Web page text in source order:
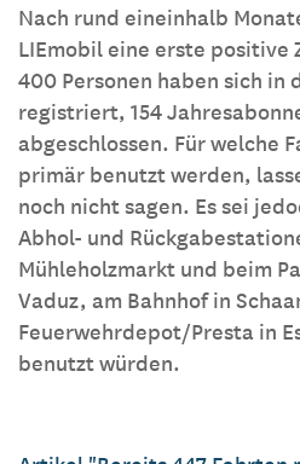
Nach rund eineinhalb
LIEmobil eine erste positive
400 Personen haben sich in
registriert, 154
abgeschlossen. Für welche
primär benutzt werden,
noch nicht sagen. Es sei
Abhol- und
Mühleholzmarkt und beim
Vaduz, am Bahnhof in
Feuerwehrdepot/Presta in
benutzt würden.